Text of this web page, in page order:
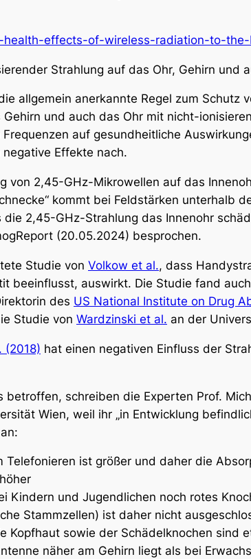
effects-of-wireless-radiation-to-
Strahlung auf das Ohr, Gehirn und
allgemein anerkannte Regel zum Schutz
und auch das Ohr mit nicht-
auf gesundheitliche
Effekte nach.
von 2,45-GHz-Mikrowellen auf das
kommt bei Feldstärken unterhalb
2,45-GHz-Strahlung das Innenohr
(20.05.2024) besprochen.
Studie von Volkow et al., dass
beeinflusst, auswirkt. Die Studie fand
des US National Institute on Drug
Studie von Wardzinski et al. an der
(2018) hat einen negativen Einfluss der
schreiben die Experten Prof.
Wien, weil ihr „in Entwicklung
Telefonieren ist größer und daher die
Kindern und Jugendlichen noch rotes
Stammzellen) ist daher nicht
Kopfhaut sowie der Schädelknochen sind
näher am Gehirn liegt als bei